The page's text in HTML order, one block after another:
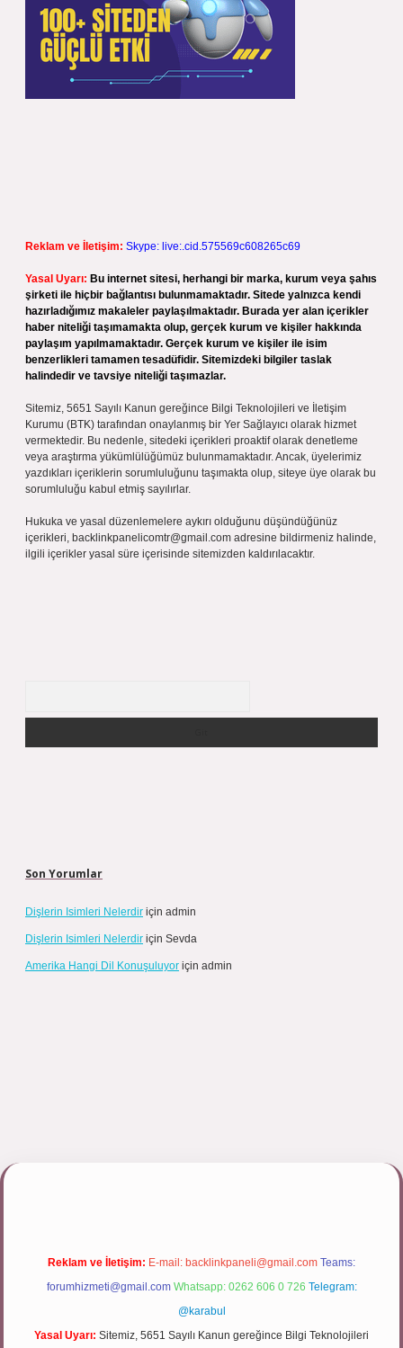
Reklam ve İletişim: Skype: live:.cid.575569c608265c69
Yasal Uyarı: Bu internet sitesi, herhangi bir marka, kurum veya şahıs
şirketi ile hiçbir bağlantısı bulunmamaktadır. Sitede yalnızca kendi
hazırladığımız makaleler paylaşılmaktadır. Burada yer alan içerikler
haber niteliği taşımamakta olup, gerçek kurum ve kişiler hakkında
paylaşım yapılmamaktadır. Gerçek kurum ve kişiler ile isim
benzerlikleri tamamen tesadüfidir. Sitemizdeki bilgiler taslak
halindedir ve tavsiye niteliği taşımazlar.
Sitemiz, 5651 Sayılı Kanun gereğince Bilgi Teknolojileri ve İletişim
Kurumu (BTK) tarafından onaylanmış bir Yer Sağlayıcı olarak hizmet
vermektedir. Bu nedenle, sitedeki içerikleri proaktif olarak denetleme
veya araştırma yükümlülüğümüz bulunmamaktadır. Ancak, üyelerimiz
yazdıkları içeriklerin sorumluluğunu taşımakta olup, siteye üye olarak bu
sorumluluğu kabul etmiş sayılırlar.
Hukuka ve yasal düzenlemelere aykırı olduğunu düşündüğünüz
içerikleri, backlinkpanelicomtr@gmail.com adresine bildirmeniz halinde,
ilgili içerikler yasal süre içerisinde sitemizden kaldırılacaktır.
Son Yorumlar
Dişlerin Isimleri Nelerdir için admin
Dişlerin Isimleri Nelerdir için Sevda
Amerika Hangi Dil Konuşuluyor için admin
Reklam ve İletişim: E-mail: backlinkpaneli@gmail.com Teams:
forumhizmeti@gmail.com Whatsapp: 0262 606 0 726 Telegram:
@karabul
Yasal Uyarı: Sitemiz, 5651 Sayılı Kanun gereğince Bilgi Teknolojileri